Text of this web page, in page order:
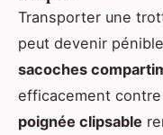
Transporter une
peut devenir
sacoches
efficacement
poignée clipsable